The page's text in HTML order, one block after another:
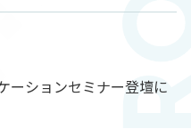
ーションセミナー登壇に